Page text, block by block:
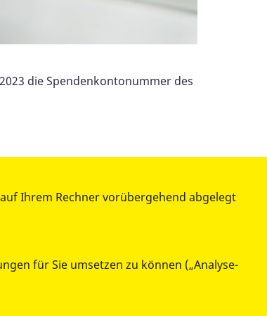
die Spendenkontonummer des
datenschutzkonform mitShariff
Ihrem Rechner vorübergehend abgelegt
für Sie umsetzen zu können („Analyse-